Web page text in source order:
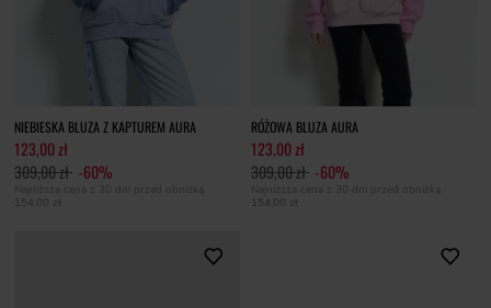
NIEBIESKA BLUZA Z KAPTUREM AURA
123,00 zł
309,00 zł -60%
Najniższa cena z 30 dni przed obniżką
154,00 zł
RÓŻOWA BLUZA AURA
123,00 zł
309,00 zł -60%
Najniższa cena z 30 dni przed obniżką
154,00 zł